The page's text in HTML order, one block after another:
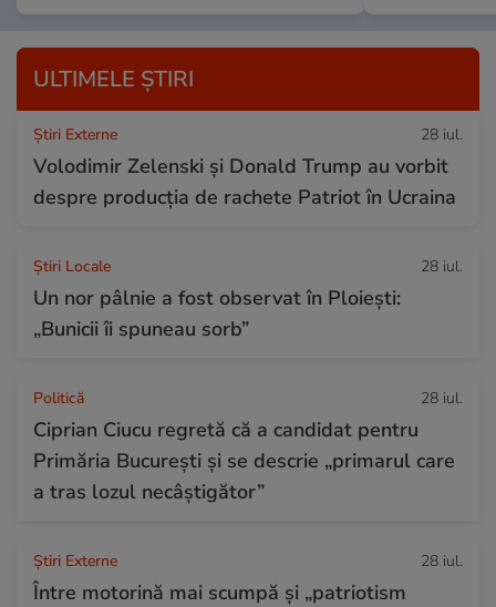
ULTIMELE ȘTIRI
Știri Externe 28 iul.
Volodimir Zelenski și Donald Trump au vorbit
despre producția de rachete Patriot în Ucraina
Știri Locale 28 iul.
Un nor pâlnie a fost observat în Ploiești:
„Bunicii îi spuneau sorb”
Politică 28 iul.
Ciprian Ciucu regretă că a candidat pentru
Primăria București și se descrie „primarul care
a tras lozul necâștigător”
Știri Externe 28 iul.
Între motorină mai scumpă și „patriotism